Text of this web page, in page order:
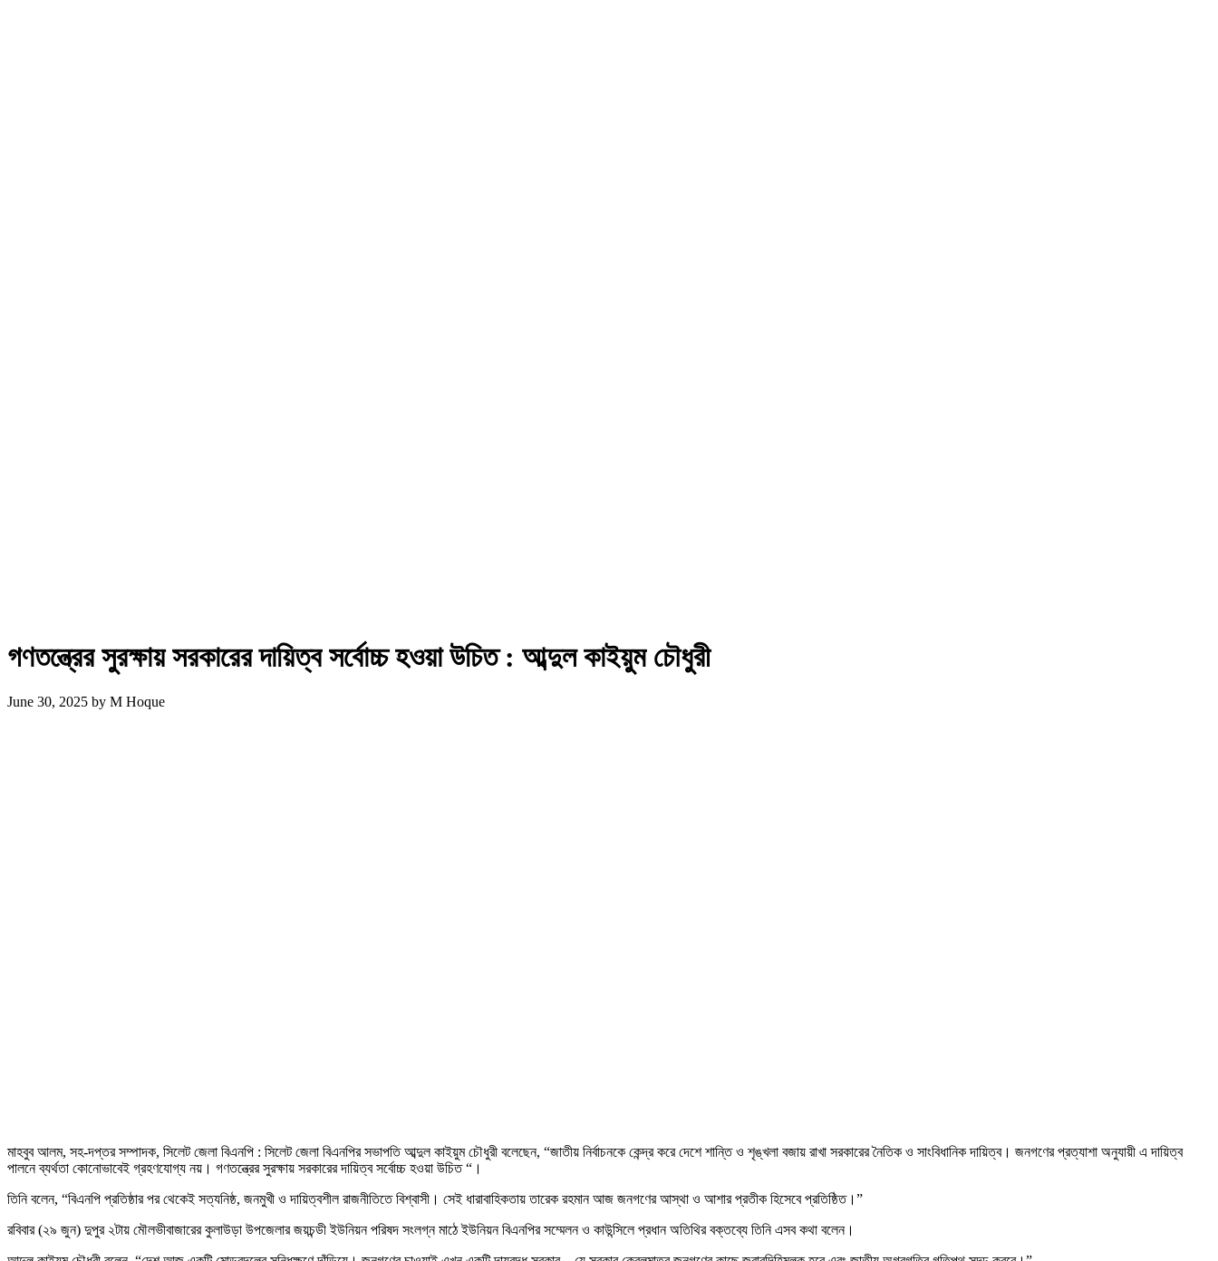
গণতন্ত্রের সুরক্ষায় সরকারের দায়িত্ব সর্বোচ্চ হওয়া উচিত : আব্দুল কাইয়ুম চৌধুরী
June 30, 2025 by M Hoque
মাহবুব আলম, সহ‑দপ্তর সম্পাদক, সিলেট জেলা বিএনপি : সিলেট জেলা বিএনপির সভাপতি আব্দুল কাইয়ুম চৌধুরী বলেছেন, “জাতীয় নির্বাচনকে কেন্দ্র করে দেশে শান্তি ও শৃঙ্খলা বজায় রাখা সরকারের নৈতিক ও সাংবিধানিক দায়িত্ব। জনগণের প্রত্যাশা অনুযায়ী এ দায়িত্ব
পালনে ব্যর্থতা কোনোভাবেই গ্রহণযোগ্য নয়। গণতন্ত্রের সুরক্ষায় সরকারের দায়িত্ব সর্বোচ্চ হওয়া উচিত “।
তিনি বলেন, “বিএনপি প্রতিষ্ঠার পর থেকেই সত্যনিষ্ঠ, জনমুখী ও দায়িত্বশীল রাজনীতিতে বিশ্বাসী। সেই ধারাবাহিকতায় তারেক রহমান আজ জনগণের আস্থা ও আশার প্রতীক হিসেবে প্রতিষ্ঠিত।”
রবিবার (২৯ জুন) দুপুর ২টায় মৌলভীবাজারের কুলাউড়া উপজেলার জয়চন্ডী ইউনিয়ন পরিষদ সংলগ্ন মাঠে ইউনিয়ন বিএনপির সম্মেলন ও কাউন্সিলে প্রধান অতিথির বক্তব্যে তিনি এসব কথা বলেন।